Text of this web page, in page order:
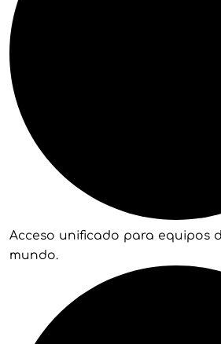
Acceso unificado para equipos
mundo.